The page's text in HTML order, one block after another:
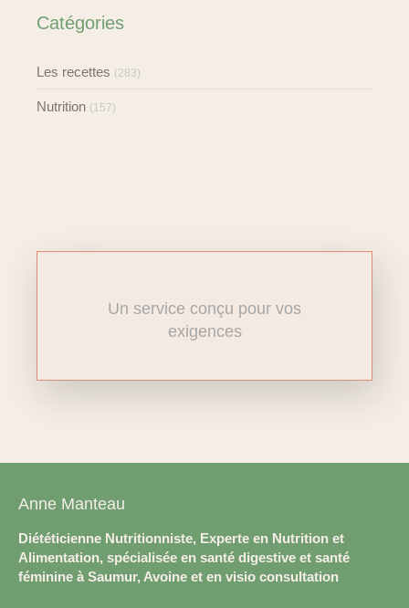
Catégories
Les recettes (283)
Nutrition (157)
Un service conçu pour vos
exigences
Anne Manteau
Diététicienne Nutritionniste, Experte en Nutrition et
Alimentation, spécialisée en santé digestive et santé
féminine à Saumur, Avoine et en visio consultation